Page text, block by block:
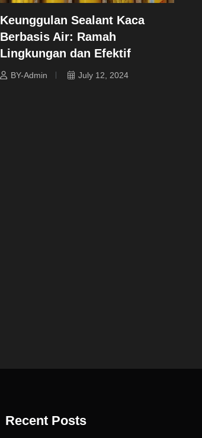
Keunggulan Sealant Kaca
Berbasis Air: Ramah
Lingkungan dan Efektif
BY-Admin July 12, 2024
Recent Posts